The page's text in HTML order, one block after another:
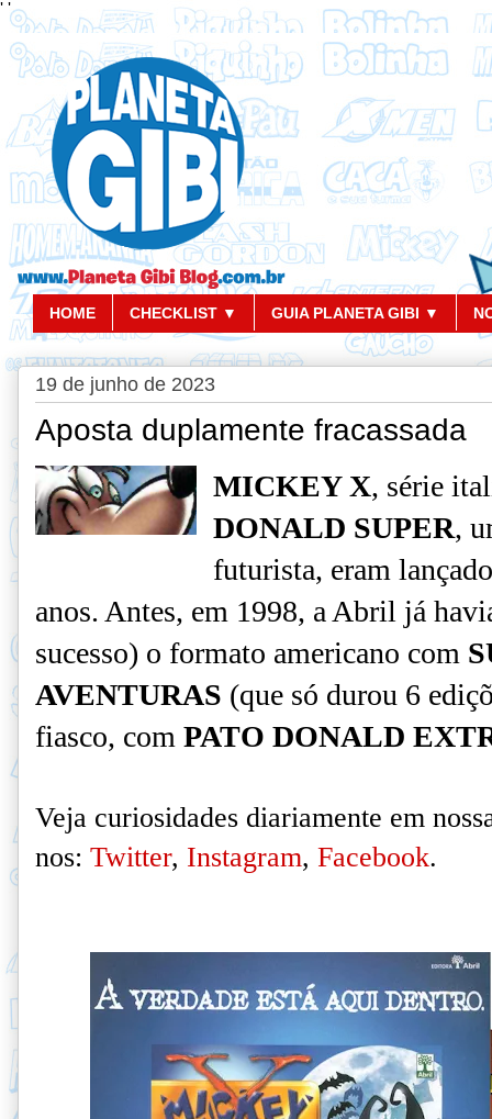
' '
HOME CHECKLIST ▼ GUIA PLANETA GIBI ▼
19 de junho de 2023
Aposta duplamente fracassada
MICKEY X, série
DONALD SUPER,
futurista, eram
anos. Antes, em 1998, a Abril já
sucesso) o formato americano com
AVENTURAS (que só durou 6
fiasco, com PATO DONALD
Veja curiosidades diariamente em
nos: Twitter, Instagram, Facebook.